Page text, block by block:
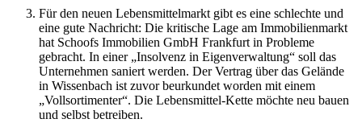
Für den neuen Lebensmittelmarkt gibt es eine schlechte und
eine gute Nachricht: Die kritische Lage am Immobilienmarkt
hat Schoofs Immobilien GmbH Frankfurt in Probleme
gebracht. In einer „Insolvenz in Eigenverwaltung“ soll das
Unternehmen saniert werden. Der Vertrag über das Gelände
in Wissenbach ist zuvor beurkundet worden mit einem
„Vollsortimenter“. Die Lebensmittel-Kette möchte neu bauen
und selbst betreiben.